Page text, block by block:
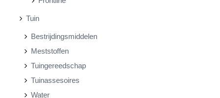
Tuin
Bestrijdingsmiddelen
Meststoffen
Tuingereedschap
Tuinassesoires
Water